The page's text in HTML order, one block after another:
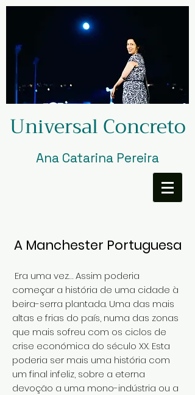
Universal Concreto
Ana Catarina Pereira
A Manchester Portuguesa
Era uma vez… Assim poderia
começar a história de uma cidade à
beira-serra plantada. Uma das mais
altas e frias do país, numa das zonas
que mais sofreu com os ciclos de
crise económica do século XX. Esta
poderia ser mais uma história com
um final infeliz, sobre a eterna
devoção a uma mono-indústria ou a